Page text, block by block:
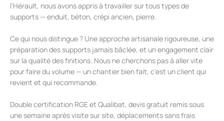
l’Hérault, nous avons appris à travailler sur tous types de
supports — enduit, béton, crépi ancien, pierre.
Ce qui nous distingue ? Une approche artisanale rigoureuse, une
préparation des supports jamais bâclée, et un engagement clair
sur la qualité des finitions. Nous ne cherchons pas à aller vite
pour faire du volume — un chantier bien fait, c’est un client qui
revient et qui recommande.
Double certification RGE et Qualibat, devis gratuit remis sous
une semaine après visite sur site, déplacements sans frais